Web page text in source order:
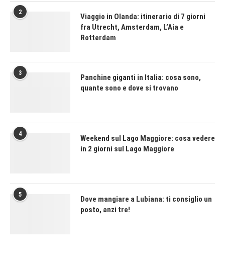
2
Viaggio in Olanda: itinerario di 7 giorni
fra Utrecht, Amsterdam, L’Aia e
Rotterdam
3
Panchine giganti in Italia: cosa sono,
quante sono e dove si trovano
4
Weekend sul Lago Maggiore: cosa vedere
in 2 giorni sul Lago Maggiore
5
Dove mangiare a Lubiana: ti consiglio un
posto, anzi tre!